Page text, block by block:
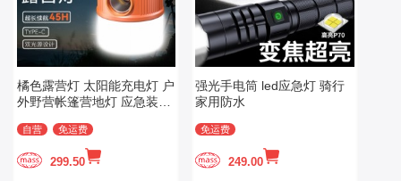
橘色露营灯 太阳能充电灯 户
外野营帐篷营地灯 应急装备
自营 免运费
299.50
强光手电筒 led应急灯 骑行
家用防水
免运费
249.00